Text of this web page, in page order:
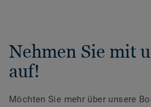
Nehmen Sie mit
auf!
Möchten Sie mehr über unsere